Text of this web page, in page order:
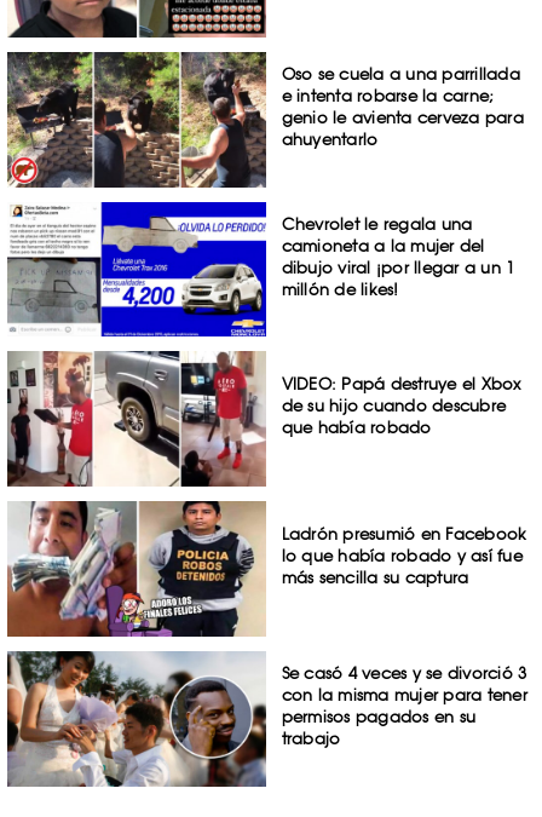
Oso se cuela a una parrillada
e intenta robarse la carne;
genio le avienta cerveza para
ahuyentarlo
Chevrolet le regala una
camioneta a la mujer del
dibujo viral ¡por llegar a un 1
millón de likes!
VIDEO: Papá destruye el Xbox
de su hijo cuando descubre
que había robado
Ladrón presumió en Facebook
lo que había robado y así fue
más sencilla su captura
Se casó 4 veces y se divorció 3
con la misma mujer para tener
permisos pagados en su
trabajo